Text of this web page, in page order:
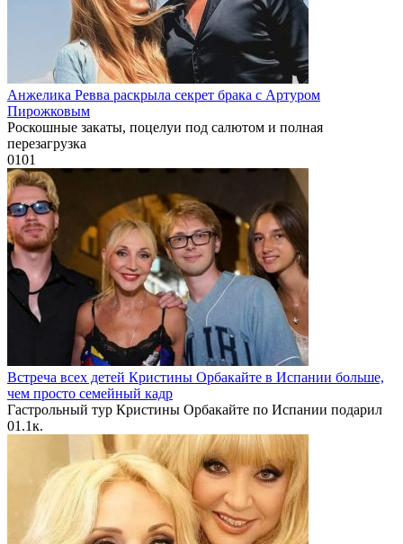
Анжелика Ревва раскрыла секрет брака с Артуром
Пирожковым
Роскошные закаты, поцелуи под салютом и полная
перезагрузка
0101
Встреча всех детей Кристины Орбакайте в Испании больше,
чем просто семейный кадр
Гастрольный тур Кристины Орбакайте по Испании подарил
01.1к.